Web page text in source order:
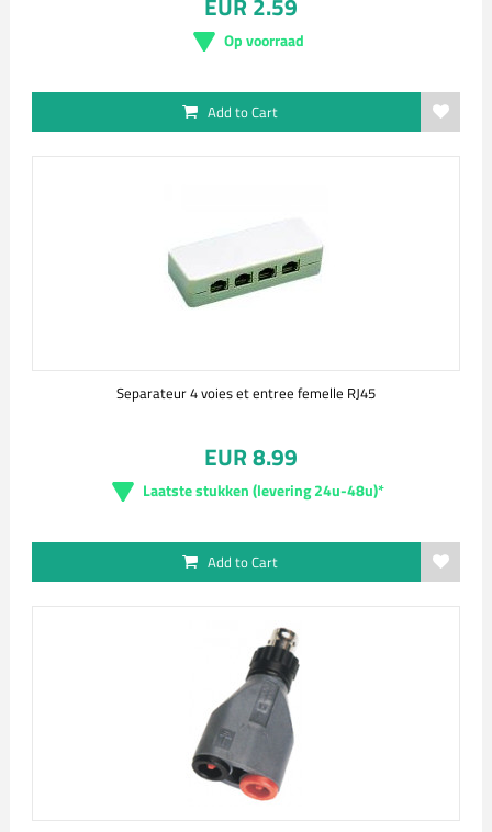
Op voorraad
Add to Cart
Separateur 4 voies et entree femelle RJ45
EUR 8.99
Laatste stukken (levering 24u-48u)*
Add to Cart